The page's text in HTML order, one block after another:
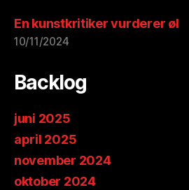
En kunstkritiker vurderer øl
10/11/2024
Backlog
juni 2025
april 2025
november 2024
oktober 2024